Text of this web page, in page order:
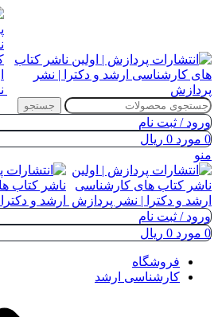
جستجو
ورود / ثبت نام
0 مورد 0 ریال
منو
ورود / ثبت نام
0 مورد 0 ریال
فروشگاه
کارشناسی ارشد